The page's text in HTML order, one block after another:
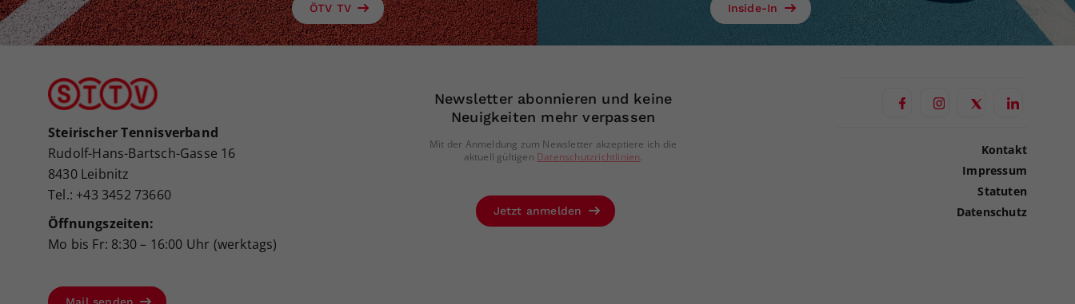
ÖTV TV Inside-In
Steirischer Tennisverband
Rudolf-Hans-Bartsch-Gasse 16
8430 Leibnitz
Tel.: +43 3452 73660
Öffnungszeiten:
Mo bis Fr: 8:30 – 16:00 Uhr (werktags)
Newsletter abonnieren und keine
Neuigkeiten mehr verpassen
Mit der Anmeldung zum Newsletter akzeptiere ich die
aktuell gültigen Datenschutzrichtlinien.
Jetzt anmelden
Kontakt
Impressum
Statuten
Datenschutz